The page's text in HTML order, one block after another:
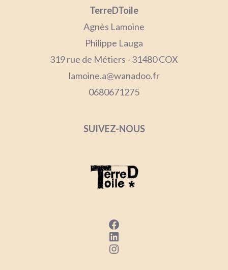
TerreDToile
Agnès Lamoine
Philippe Lauga
319 rue de Métiers - 31480 COX
lamoine.a@wanadoo.fr
0680671275
SUIVEZ-NOUS
Facebook
LinkedIn
Instagram